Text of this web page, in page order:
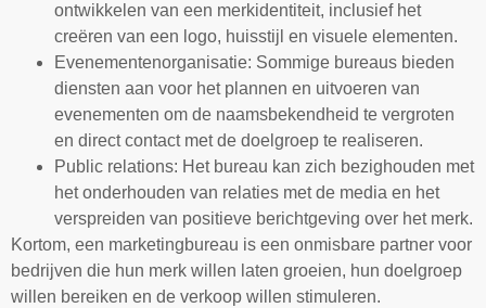
ontwikkelen van een merkidentiteit, inclusief het
creëren van een logo, huisstijl en visuele elementen.
Evenementenorganisatie: Sommige bureaus bieden
diensten aan voor het plannen en uitvoeren van
evenementen om de naamsbekendheid te vergroten
en direct contact met de doelgroep te realiseren.
Public relations: Het bureau kan zich bezighouden met
het onderhouden van relaties met de media en het
verspreiden van positieve berichtgeving over het merk.
Kortom, een marketingbureau is een onmisbare partner voor
bedrijven die hun merk willen laten groeien, hun doelgroep
willen bereiken en de verkoop willen stimuleren.